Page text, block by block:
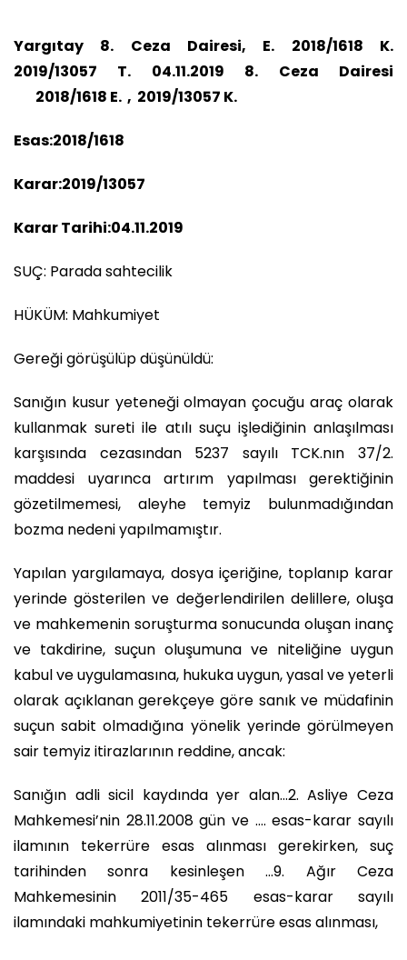
Yargıtay 8. Ceza Dairesi, E. 2018/1618 K.
2019/13057 T. 04.11.2019 8. Ceza Dairesi
2018/1618 E. , 2019/13057 K.
Esas:2018/1618
Karar:2019/13057
Karar Tarihi:04.11.2019
SUÇ: Parada sahtecilik
HÜKÜM: Mahkumiyet
Gereği görüşülüp düşünüldü:
Sanığın kusur yeteneği olmayan çocuğu araç olarak
kullanmak sureti ile atılı suçu işlediğinin anlaşılması
karşısında cezasından 5237 sayılı TCK.nın 37/2.
maddesi uyarınca artırım yapılması gerektiğinin
gözetilmemesi, aleyhe temyiz bulunmadığından
bozma nedeni yapılmamıştır.
Yapılan yargılamaya, dosya içeriğine, toplanıp karar
yerinde gösterilen ve değerlendirilen delillere, oluşa
ve mahkemenin soruşturma sonucunda oluşan inanç
ve takdirine, suçun oluşumuna ve niteliğine uygun
kabul ve uygulamasına, hukuka uygun, yasal ve yeterli
olarak açıklanan gerekçeye göre sanık ve müdafinin
suçun sabit olmadığına yönelik yerinde görülmeyen
sair temyiz itirazlarının reddine, ancak:
Sanığın adli sicil kaydında yer alan…2. Asliye Ceza
Mahkemesi’nin 28.11.2008 gün ve …. esas-karar sayılı
ilamının tekerrüre esas alınması gerekirken, suç
tarihinden sonra kesinleşen …9. Ağır Ceza
Mahkemesinin 2011/35-465 esas-karar sayılı
ilamındaki mahkumiyetinin tekerrüre esas alınması,